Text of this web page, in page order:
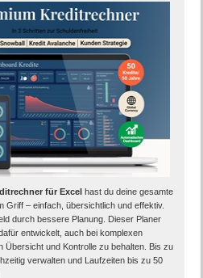
für Excelhast du deine gesamte
Griff – einfach, übersichtlich und effektiv.
durch bessere Planung. Dieser Planer
entwickelt, auch bei komplexen
Übersicht und Kontrolle zu behalten. Bis zu
verwalten und Laufzeiten bis zu 50